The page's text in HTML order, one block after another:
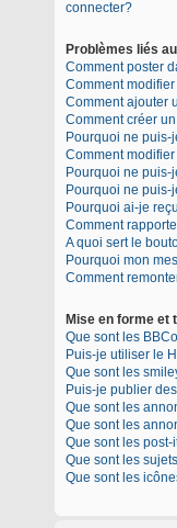
connecter?
Problèmes liés
Comment poster
Comment
Comment ajouter
Comment créer
Pourquoi ne puis-
Comment
Pourquoi ne puis-
Pourquoi ne puis-
Pourquoi ai-je
Comment
A quoi sert le
Pourquoi mon
Comment
Mise en forme et
Que sont les
Puis-je utiliser le
Que sont les
Puis-je publier
Que sont les
Que sont les
Que sont les post-
Que sont les
Que sont les